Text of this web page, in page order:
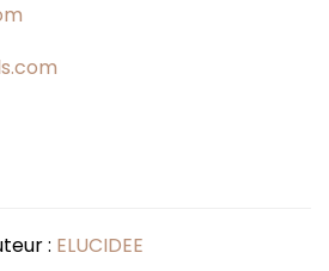
: ELUCIDEE